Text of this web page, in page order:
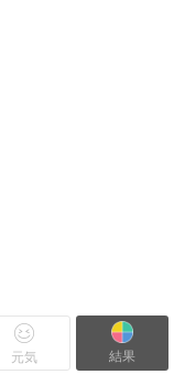
元気 結果